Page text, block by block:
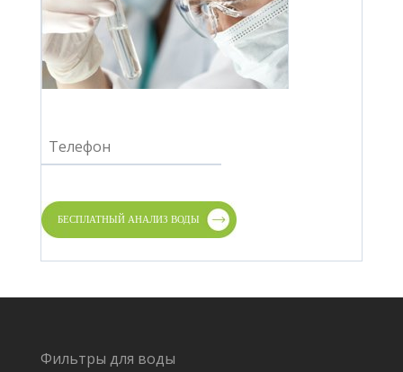
Фильтры для воды